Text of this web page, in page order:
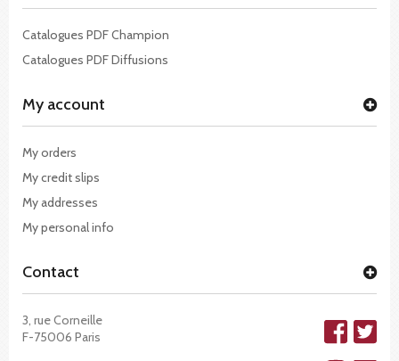
Catalogues PDF Champion
Catalogues PDF Diffusions
My account
My orders
My credit slips
My addresses
My personal info
Contact
3, rue Corneille
F-75006 Paris